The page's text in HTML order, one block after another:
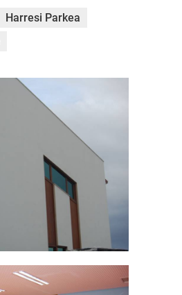
Harresi Parkea